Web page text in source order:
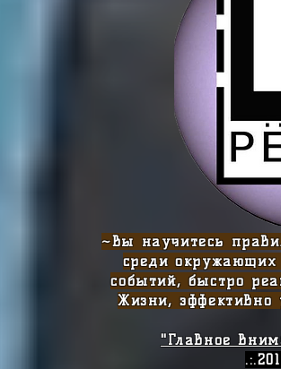
~Вы научитесь
среди
событий, быстро
Жизни, эффективно
"Главное